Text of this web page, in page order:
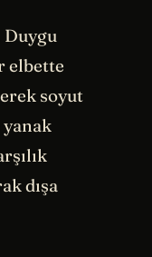
elbette
soyut
yanak
dışa